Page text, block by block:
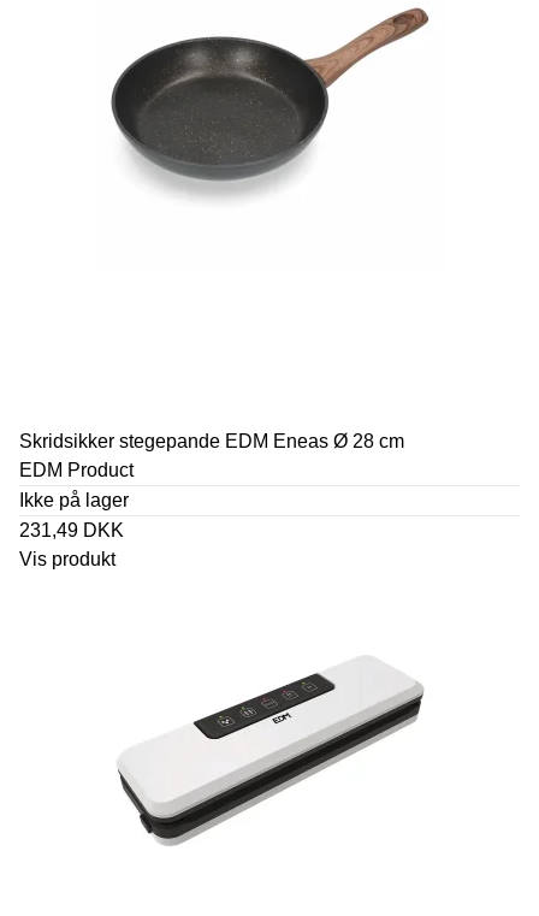
Skridsikker stegepande EDM Eneas Ø 28 cm
EDM Product
Ikke på lager
231,49 DKK
Vis produkt